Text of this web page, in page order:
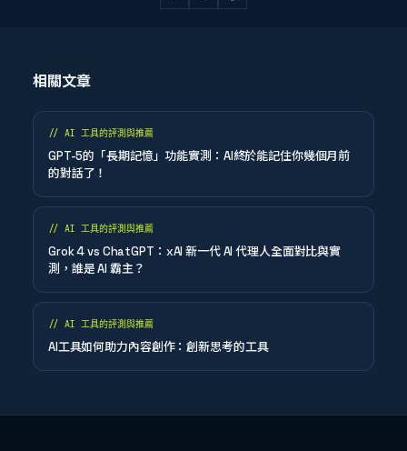
相關文章
// AI 工具的評測與推薦
GPT-5的「長期記憶」功能實測：AI終於能記住你幾個月前
的對話了！
// AI 工具的評測與推薦
Grok 4 vs ChatGPT：xAI 新一代 AI 代理人全面對比與實
測，誰是 AI 霸主？
// AI 工具的評測與推薦
AI工具如何助力內容創作：創新思考的工具